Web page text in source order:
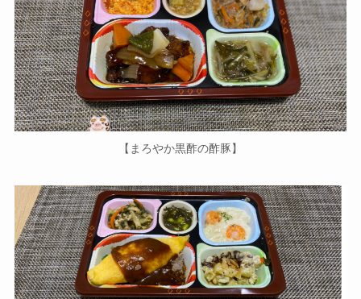
【まろやか黒酢の酢豚】